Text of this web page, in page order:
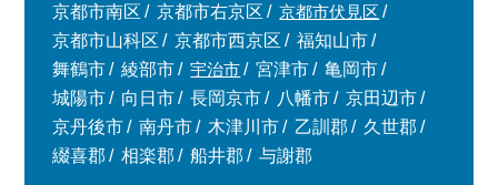
京都市南区
京都市右京区
京都市伏見区
京都市山科区
京都市西京区
福知山市
舞鶴市
綾部市 宇治市 宮津市
亀岡市
城陽市
向日市 長岡京市 八幡市
京田辺市
京丹後市
南丹市 木津川市 乙訓郡
久世郡
綴喜郡
相楽郡 船井郡 与謝郡